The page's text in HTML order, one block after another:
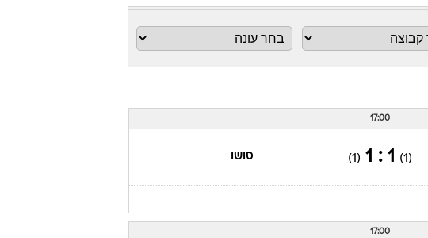
החידה של ספורט1
ארכיון מדורים
17:00
(1)
1 : 1
(1) סושו
17:00